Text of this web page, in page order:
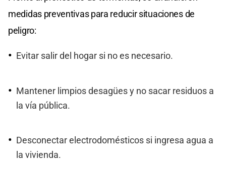
medidas preventivas para reducir situaciones de
peligro:
Evitar salir del hogar si no es necesario.
Mantener limpios desagües y no sacar residuos a
la vía pública.
Desconectar electrodomésticos si ingresa agua a
la vivienda.